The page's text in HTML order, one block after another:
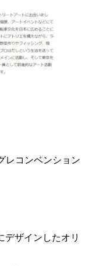
レコンベンション
デザインしたオリ